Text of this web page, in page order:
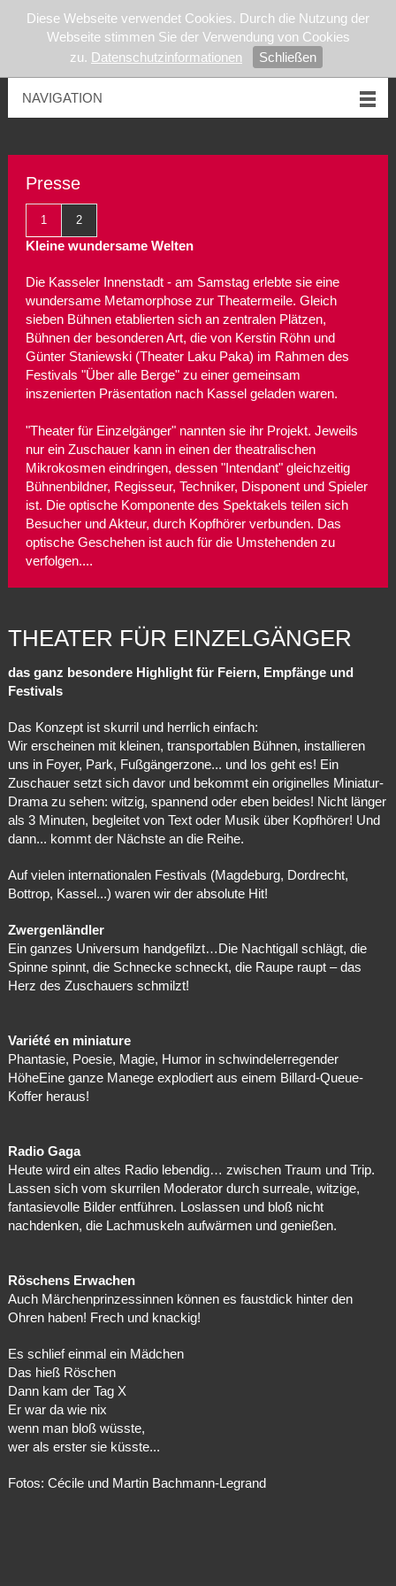
Diese Webseite verwendet Cookies. Durch die Nutzung der
Webseite stimmen Sie der Verwendung von Cookies
zu. Datenschutzinformationen Schließen
NAVIGATION
Presse
1 2
Kleine wundersame Welten
Die Kasseler Innenstadt - am Samstag erlebte sie eine
wundersame Metamorphose zur Theatermeile. Gleich
sieben Bühnen etablierten sich an zentralen Plätzen,
Bühnen der besonderen Art, die von Kerstin Röhn und
Günter Staniewski (Theater Laku Paka) im Rahmen des
Festivals "Über alle Berge" zu einer gemeinsam
inszenierten Präsentation nach Kassel geladen waren.
"Theater für Einzelgänger" nannten sie ihr Projekt. Jeweils
nur ein Zuschauer kann in einen der theatralischen
Mikrokosmen eindringen, dessen "Intendant" gleichzeitig
Bühnenbildner, Regisseur, Techniker, Disponent und Spieler
ist. Die optische Komponente des Spektakels teilen sich
Besucher und Akteur, durch Kopfhörer verbunden. Das
optische Geschehen ist auch für die Umstehenden zu
verfolgen....
THEATER FÜR EINZELGÄNGER
das ganz besondere Highlight für Feiern, Empfänge und
Festivals
Das Konzept ist skurril und herrlich einfach:
Wir erscheinen mit kleinen, transportablen Bühnen, installieren
uns in Foyer, Park, Fußgängerzone... und los geht es! Ein
Zuschauer setzt sich davor und bekommt ein originelles Miniatur-
Drama zu sehen: witzig, spannend oder eben beides! Nicht länger
als 3 Minuten, begleitet von Text oder Musik über Kopfhörer! Und
dann... kommt der Nächste an die Reihe.
Auf vielen internationalen Festivals (Magdeburg, Dordrecht,
Bottrop, Kassel...) waren wir der absolute Hit!
Zwergenländler
Ein ganzes Universum handgefilzt…Die Nachtigall schlägt, die
Spinne spinnt, die Schnecke schneckt, die Raupe raupt – das
Herz des Zuschauers schmilzt!
Variété en miniature
Phantasie, Poesie, Magie, Humor in schwindelerregender
HöheEine ganze Manege explodiert aus einem Billard-Queue-
Koffer heraus!
Radio Gaga
Heute wird ein altes Radio lebendig… zwischen Traum und Trip.
Lassen sich vom skurrilen Moderator durch surreale, witzige,
fantasievolle Bilder entführen. Loslassen und bloß nicht
nachdenken, die Lachmuskeln aufwärmen und genießen.
Röschens Erwachen
Auch Märchenprinzessinnen können es faustdick hinter den
Ohren haben! Frech und knackig!
Es schlief einmal ein Mädchen
Das hieß Röschen
Dann kam der Tag X
Er war da wie nix
wenn man bloß wüsste,
wer als erster sie küsste...
Fotos: Cécile und Martin Bachmann-Legrand